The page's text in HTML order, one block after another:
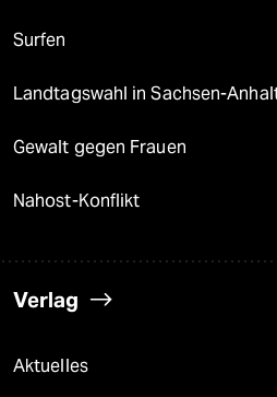
Surfen
Landtagswahl in Sachsen-
Gewalt gegen Frauen
Nahost-Konflikt
Verlag
Aktuelles